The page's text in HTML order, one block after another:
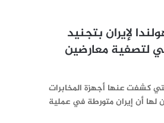
لإيران بتجنيد
لتصفية معارضين
كشفت عنها أجهزة المخابرات
لها أن إيران متورطة في عملية